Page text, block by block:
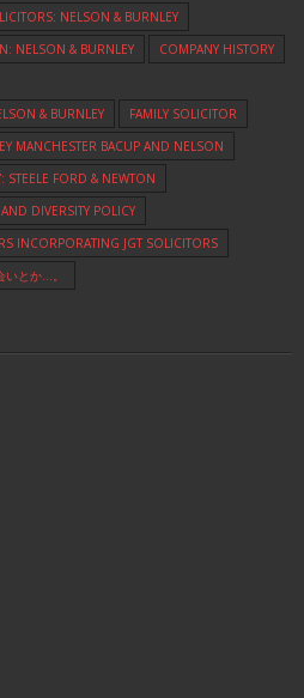
NELSON & BURNLEY
NELSON & BURNLEY
COMPANY HISTORY
& BURNLEY
FAMILY SOLICITOR
MANCHESTER BACUP AND NELSON
STEELE FORD & NEWTON
DIVERSITY POLICY
INCORPORATING JGT SOLICITORS
とか…。